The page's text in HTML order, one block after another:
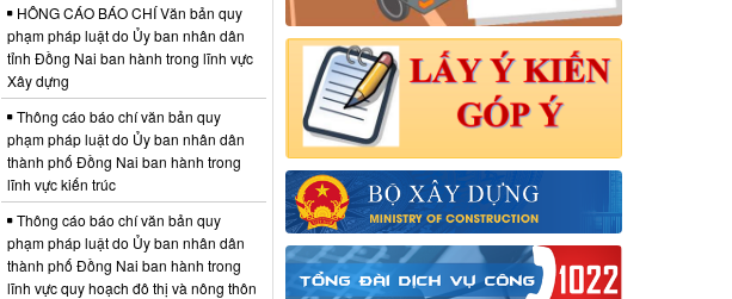
HÔNG CÁO BÁO CHÍ Văn bản quy
phạm pháp luật do Ủy ban nhân dân
tỉnh Đồng Nai ban hành trong lĩnh vực
Xây dựng
Thông cáo báo chí văn bản quy
phạm pháp luật do Ủy ban nhân dân
thành phố Đồng Nai ban hành trong
lĩnh vực kiến trúc
Thông cáo báo chí văn bản quy
phạm pháp luật do Ủy ban nhân dân
thành phố Đồng Nai ban hành trong
lĩnh vực quy hoạch đô thị và nông thôn